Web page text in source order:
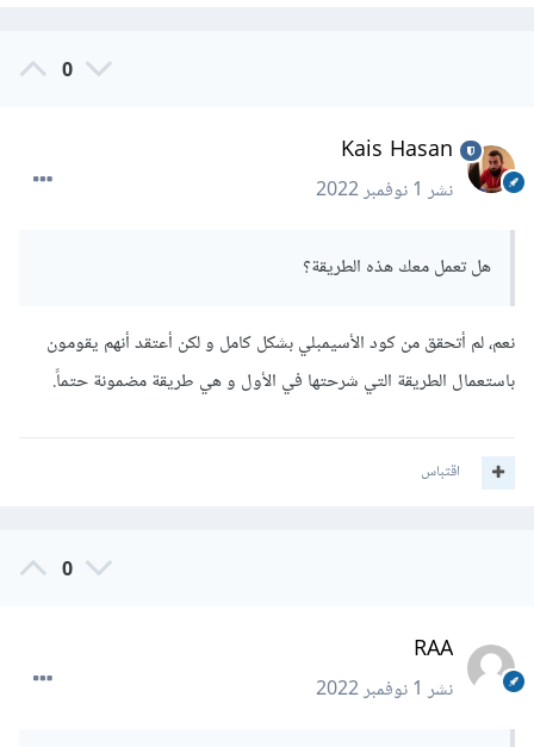
0
Kais Hasan
نشر1 نوفمبر 2022
هل تعمل معك هذه الطريقة؟
نعم، لم أتحقق من كود الأسيمبلي بشكل كامل و لكن أعتقد أنهم يقومون
باستعمال الطريقة التي شرحتها في الأول و هي طريقة مضمونة حتماً.
اقتباس
0
RAA
نشر1 نوفمبر 2022